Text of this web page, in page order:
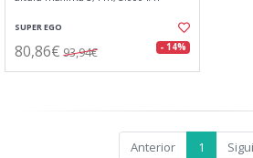
SUPER EGO
80,86€ 93,94€ - 14%
Anterior 1